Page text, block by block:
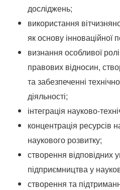
досліджень;
використання
як основу інноваційної
визнання особливої
правових відносин,
та забезпеченні
діяльності;
інтеграція науково-
концентрація ресурсів
наукового розвитку;
створення відповідних
підприємництва у
створення та